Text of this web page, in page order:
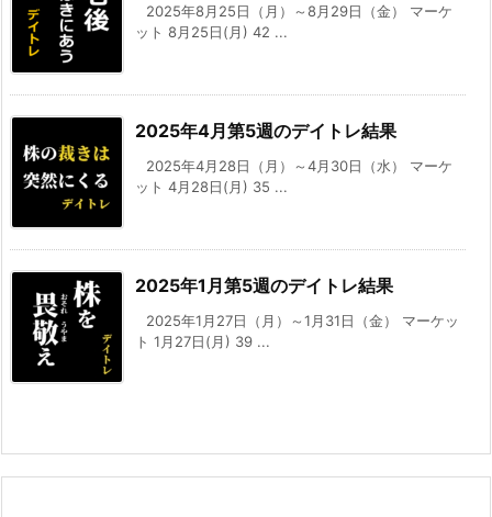
2025年8月25日（月）～8月29日（金） マーケ
ット 8月25日(月) 42 ...
2025年4月第5週のデイトレ結果
2025年4月28日（月）～4月30日（水） マーケ
ット 4月28日(月) 35 ...
2025年1月第5週のデイトレ結果
2025年1月27日（月）～1月31日（金） マーケッ
ト 1月27日(月) 39 ...